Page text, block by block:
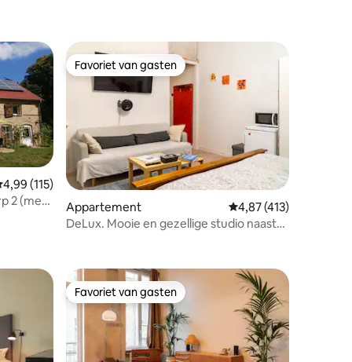
beoordeling van 4,99 op 5, 115 recensies
4,99 (115)
2 (met
Favoriet van gasten
Favoriet van gasten
Appartement Gemiddelde
4,87 (413)
DeLux. Mooie en gezellige studio naast
Favoriet van gasten
Favoriet van gasten